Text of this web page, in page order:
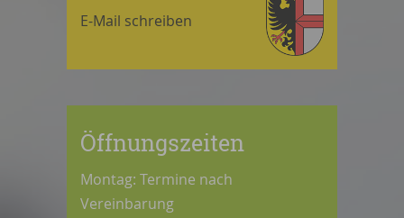
E-Mail schreiben
Öffnungszeiten
Montag: Termine nach
Vereinbarung